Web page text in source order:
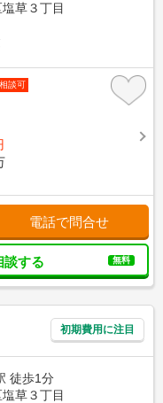
草３丁目
談可
電話で問合せ
談する 無料
初期費用に注目
徒歩1分
草３丁目